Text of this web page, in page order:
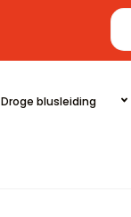
Droge blusleiding